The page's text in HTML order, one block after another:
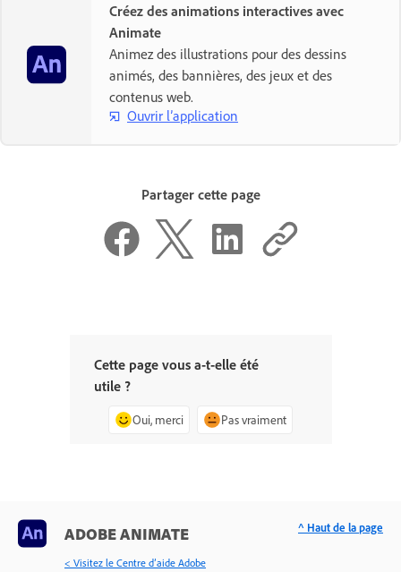
Créez des animations interactives avec
Animate
Animez des illustrations pour des dessins
animés, des bannières, des jeux et des
contenus web.
Ouvrir l’application
Partager cette page
Cette page vous a-t-elle été
utile ?
Oui, merci Pas vraiment
ADOBE ANIMATE
< Visitez le Centre d’aide Adobe
^ Haut de la page